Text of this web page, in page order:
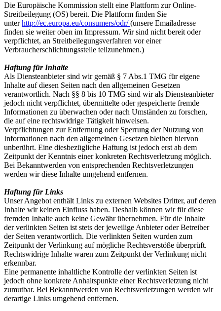
Die Europäische Kommission stellt eine Plattform zur Online-
Streitbeilegung (OS) bereit. Die Plattform finden Sie
unterhttp://ec.europa.eu/consumers/odr/(unsere Emailadresse
finden sie weiter oben im Impressum. Wir sind nicht bereit oder
verpflichtet, an Streitbeilegungsverfahren vor einer
Verbraucherschlichtungsstelle teilzunehmen.)
Haftung für Inhalte
Als Diensteanbieter sind wir gemäß § 7 Abs.1 TMG für eigene
Inhalte auf diesen Seiten nach den allgemeinen Gesetzen
verantwortlich. Nach §§ 8 bis 10 TMG sind wir als Diensteanbieter
jedoch nicht verpflichtet, übermittelte oder gespeicherte fremde
Informationen zu überwachen oder nach Umständen zu forschen,
die auf eine rechtswidrige Tätigkeit hinweisen.
Verpflichtungen zur Entfernung oder Sperrung der Nutzung von
Informationen nach den allgemeinen Gesetzen bleiben hiervon
unberührt. Eine diesbezügliche Haftung ist jedoch erst ab dem
Zeitpunkt der Kenntnis einer konkreten Rechtsverletzung möglich.
Bei Bekanntwerden von entsprechenden Rechtsverletzungen
werden wir diese Inhalte umgehend entfernen.
Haftung für Links
Unser Angebot enthält Links zu externen Websites Dritter, auf deren
Inhalte wir keinen Einfluss haben. Deshalb können wir für diese
fremden Inhalte auch keine Gewähr übernehmen. Für die Inhalte
der verlinkten Seiten ist stets der jeweilige Anbieter oder Betreiber
der Seiten verantwortlich. Die verlinkten Seiten wurden zum
Zeitpunkt der Verlinkung auf mögliche Rechtsverstöße überprüft.
Rechtswidrige Inhalte waren zum Zeitpunkt der Verlinkung nicht
erkennbar.
Eine permanente inhaltliche Kontrolle der verlinkten Seiten ist
jedoch ohne konkrete Anhaltspunkte einer Rechtsverletzung nicht
zumutbar. Bei Bekanntwerden von Rechtsverletzungen werden wir
derartige Links umgehend entfernen.